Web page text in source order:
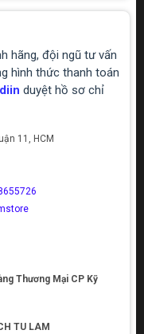
hãng, đội ngũ tư vấn
hình thức thanh toán
duyệt hồ sơ chỉ
11, HCM
Thương Mại CP Kỹ
TU LAM